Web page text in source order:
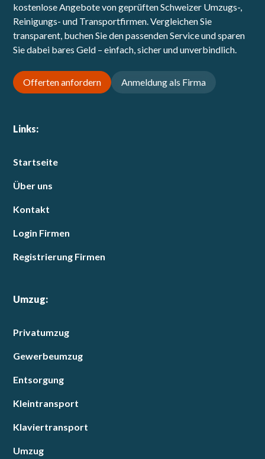
kostenlose Angebote von geprüften Schweizer Umzugs-,
Reinigungs- und Transportfirmen. Vergleichen Sie
transparent, buchen Sie den passenden Service und sparen
Sie dabei bares Geld – einfach, sicher und unverbindlich.
Offerten anfordern Anmeldung als Firma
Links:
Startseite
Über uns
Kontakt
Login Firmen
Registrierung Firmen
Umzug:
Privatumzug
Gewerbeumzug
Entsorgung
Kleintransport
Klaviertransport
Umzug